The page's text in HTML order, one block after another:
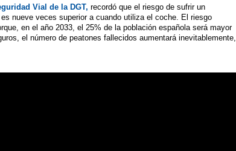
Vial de la DGT, recordó que el riesgo de sufrir un
nueve veces superior a cuando utiliza el coche. El riesgo
en el año 2033, el 25% de la población española será mayor
el número de peatones fallecidos aumentará inevitablemente,